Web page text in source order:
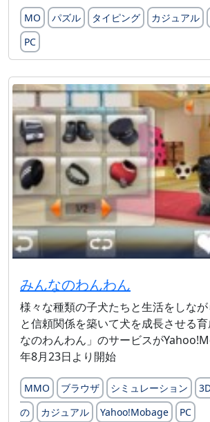
MO パズル タイピング カジュアル
PC
みんなのわんわん
様々な種類の子犬たちと生活をしな
と信頼関係を築いて犬を成長させる
なのわんわん」のサービスが
年8月23日より開始
MMO ブラウザ シミュレーション
の
カジュアル Yahoo!Mobage PC